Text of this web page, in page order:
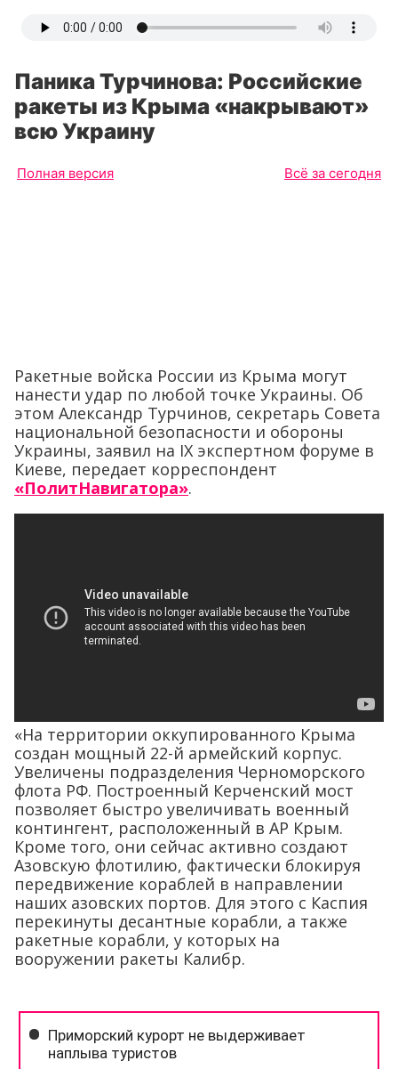
Паника Турчинова: Российские
ракеты из Крыма «накрывают»
всю Украину
Полная версия Всё за сегодня
Ракетные войска России из Крыма могут
нанести удар по любой точке Украины. Об
этом Александр Турчинов, секретарь Совета
национальной безопасности и обороны
Украины, заявил на ІХ экспертном форуме в
Киеве, передает корреспондент
«ПолитНавигатора».
«На территории оккупированного Крыма
создан мощный 22-й армейский корпус.
Увеличены подразделения Черноморского
флота РФ. Построенный Керченский мост
позволяет быстро увеличивать военный
контингент, расположенный в АР Крым.
Кроме того, они сейчас активно создают
Азовскую флотилию, фактически блокируя
передвижение кораблей в направлении
наших азовских портов. Для этого с Каспия
перекинуты десантные корабли, а также
ракетные корабли, у которых на
вооружении ракеты Калибр.